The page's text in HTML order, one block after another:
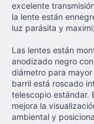
excelente
la lente están
luz parásita y
Las lentes están
anodizado negro
diámetro para
barril está roscado
telescopio estándar.
mejora la
ambiental y